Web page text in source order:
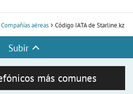
Compañías aéreas Código IATA de Starline.kz
Subir
más comunes